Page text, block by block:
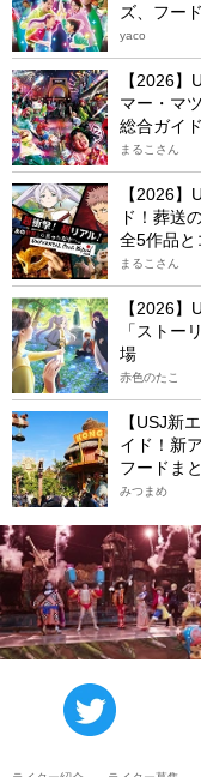
ズ、フー
yaco
【2026
マー・マ
総合ガイ
まるこさん
【2026
ド！葬送
全5作品と
まるこさん
【2026
「ストー
場
赤色のたこ
【USJ新
イド！新
フードま
みつまめ